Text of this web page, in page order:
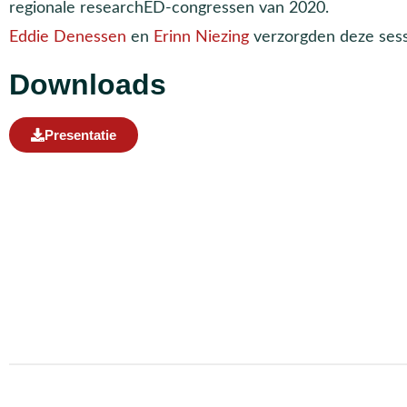
regionale researchED-congressen van 2020.
Eddie Denessen en Erinn Niezing verzorgden deze
Downloads
Presentatie